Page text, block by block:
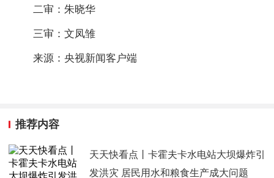
二审：朱晓华
三审：文凤雏
来源：央视新闻客户端
推荐内容
天天快看点丨卡霍夫卡水电站大坝爆炸引
发洪灾 居民用水和粮食生产成大问题